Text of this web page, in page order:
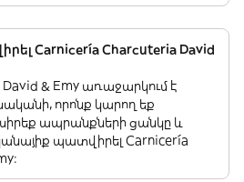
Carnicería Charcuteria David
& Emy առաջարկում է
որոնք կարող եք
ապրանքների ցանկը և
պատվիրել Carnicería